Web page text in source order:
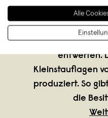
hey hey Studios
Seitdem laden
Designer*innen
entwerfen.
Kleinstauflagen
produziert. So
die
Alle